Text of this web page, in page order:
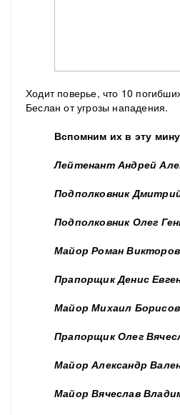
Ходит поверье, что 10
Беслан от угрозы нападения.
Вспомним их в эту
Лейтенант Андрей
Подполковник
Подполковник Олег
Майор Роман
Прапорщик Денис
Майор Михаил
Прапорщик Олег
Майор Александр
Майор Вячеслав